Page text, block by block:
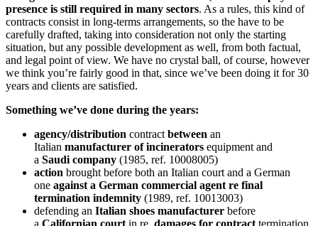
presence is still required in many sectors. As a rules, this kind of
contracts consist in long-terms arrangements, so the have to be
carefully drafted, taking into consideration not only the starting
situation, but any possible development as well, from both factual,
and legal point of view. We have no crystal ball, of course, however
we think you’re fairly good in that, since we’ve been doing it for 30
years and clients are satisfied.
Something we’ve done during the years:
agency/distribution contract between an
Italian manufacturer of incinerators equipment and
a Saudi company (1985, ref. 10008005)
action brought before both an Italian court and a German
one against a German commercial agent re final
termination indemnity (1989, ref. 10013003)
defending an Italian shoes manufacturer before